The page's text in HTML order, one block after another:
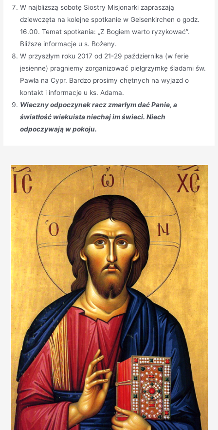
W najbliższą sobotę Siostry Misjonarki zapraszają
dziewczęta na kolejne spotkanie w Gelsenkirchen o godz.
16.00. Temat spotkania: „Z Bogiem warto ryzykować”.
Bliższe informacje u s. Bożeny.
W przyszłym roku 2017 od 21-29 października (w ferie
jesienne) pragniemy zorganizować pielgrzymkę śladami św.
Pawła na Cypr. Bardzo prosimy chętnych na wyjazd o
kontakt i informacje u ks. Adama.
Wieczny odpoczynek racz zmarłym dać Panie, a
światłość wiekuista niechaj im świeci. Niech
odpoczywają w pokoju.